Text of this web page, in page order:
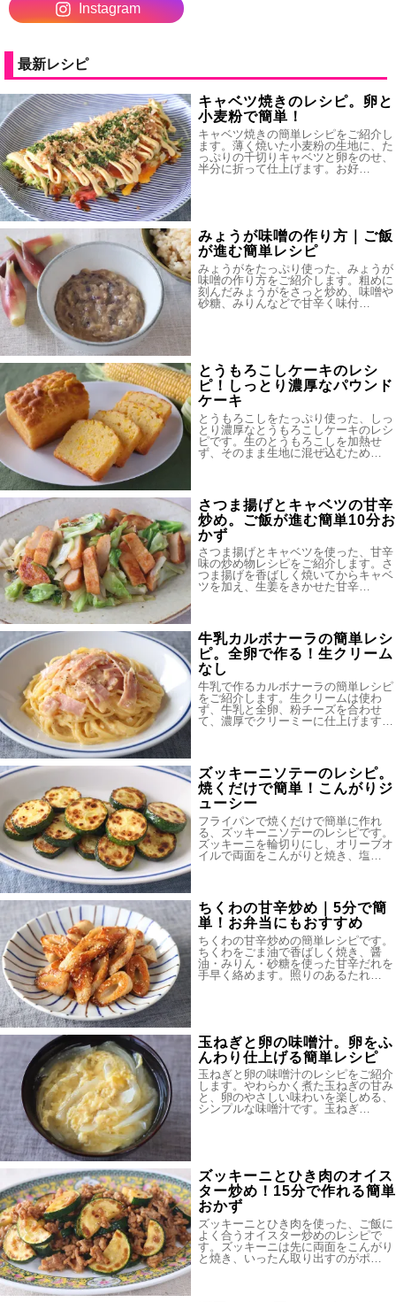
Instagram
最新レシピ
キャベツ焼きのレシピ。卵と
小麦粉で簡単！
キャベツ焼きの簡単レシピをご紹介し
ます。薄く焼いた小麦粉の生地に、た
っぷりの千切りキャベツと卵をのせ、
半分に折って仕上げます。お好…
みょうが味噌の作り方｜ご飯
が進む簡単レシピ
みょうがをたっぷり使った、みょうが
味噌の作り方をご紹介します。粗めに
刻んだみょうがをさっと炒め、味噌や
砂糖、みりんなどで甘辛く味付…
とうもろこしケーキのレシ
ピ！しっとり濃厚なパウンド
ケーキ
とうもろこしをたっぷり使った、しっ
とり濃厚なとうもろこしケーキのレシ
ピです。生のとうもろこしを加熱せ
ず、そのまま生地に混ぜ込むため…
さつま揚げとキャベツの甘辛
炒め。ご飯が進む簡単10分お
かず
さつま揚げとキャベツを使った、甘辛
味の炒め物レシピをご紹介します。さ
つま揚げを香ばしく焼いてからキャベ
ツを加え、生姜をきかせた甘辛…
牛乳カルボナーラの簡単レシ
ピ。全卵で作る！生クリーム
なし
牛乳で作るカルボナーラの簡単レシピ
をご紹介します。生クリームは使わ
ず、牛乳と全卵、粉チーズを合わせ
て、濃厚でクリーミーに仕上げます…
ズッキーニソテーのレシピ。
焼くだけで簡単！こんがりジ
ューシー
フライパンで焼くだけで簡単に作れ
る、ズッキーニソテーのレシピです。
ズッキーニを輪切りにし、オリーブオ
イルで両面をこんがりと焼き、塩…
ちくわの甘辛炒め｜5分で簡
単！お弁当にもおすすめ
ちくわの甘辛炒めの簡単レシピです。
ちくわをごま油で香ばしく焼き、醤
油・みりん・砂糖を使った甘辛だれを
手早く絡めます。照りのあるたれ…
玉ねぎと卵の味噌汁。卵をふ
んわり仕上げる簡単レシピ
玉ねぎと卵の味噌汁のレシピをご紹介
します。やわらかく煮た玉ねぎの甘み
と、卵のやさしい味わいを楽しめる、
シンプルな味噌汁です。玉ねぎ…
ズッキーニとひき肉のオイス
ター炒め！15分で作れる簡単
おかず
ズッキーニとひき肉を使った、ご飯に
よく合うオイスター炒めのレシピで
す。ズッキーニは先に両面をこんがり
と焼き、いったん取り出すのがポ…